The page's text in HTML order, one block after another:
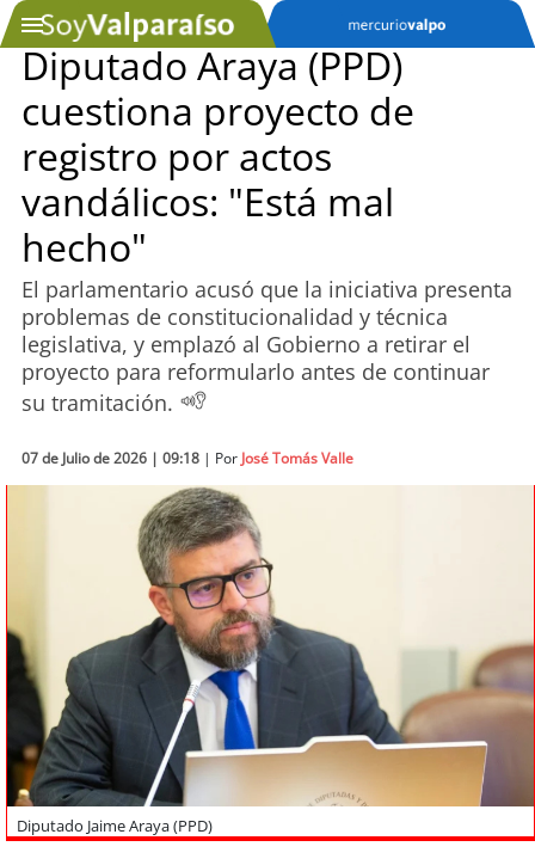
SOYTV
Podcast
Actualidad
Entretención
Economía
Tecnología
Sostenibilidad
soy arica
soyiquique
soycalama
soyantofagasta
Diputado Araya (PPD)
cuestiona proyecto de
registro por actos
vandálicos: "Está mal
hecho"
El parlamentario acusó que la iniciativa presenta
problemas de constitucionalidad y técnica
legislativa, y emplazó al Gobierno a retirar el
proyecto para reformularlo antes de continuar
su tramitación.
07 de Julio de 2026 | 09:18 | Por José Tomás Valle
Diputado Jaime Araya (PPD)